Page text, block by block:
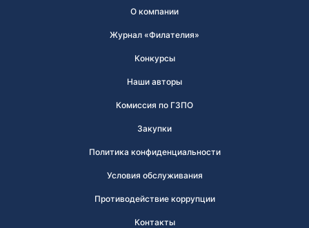
О компании
Журнал «Филателия»
Конкурсы
Наши авторы
Комиссия по ГЗПО
Закупки
Политика конфиденциальности
Условия обслуживания
Противодействие коррупции
Контакты